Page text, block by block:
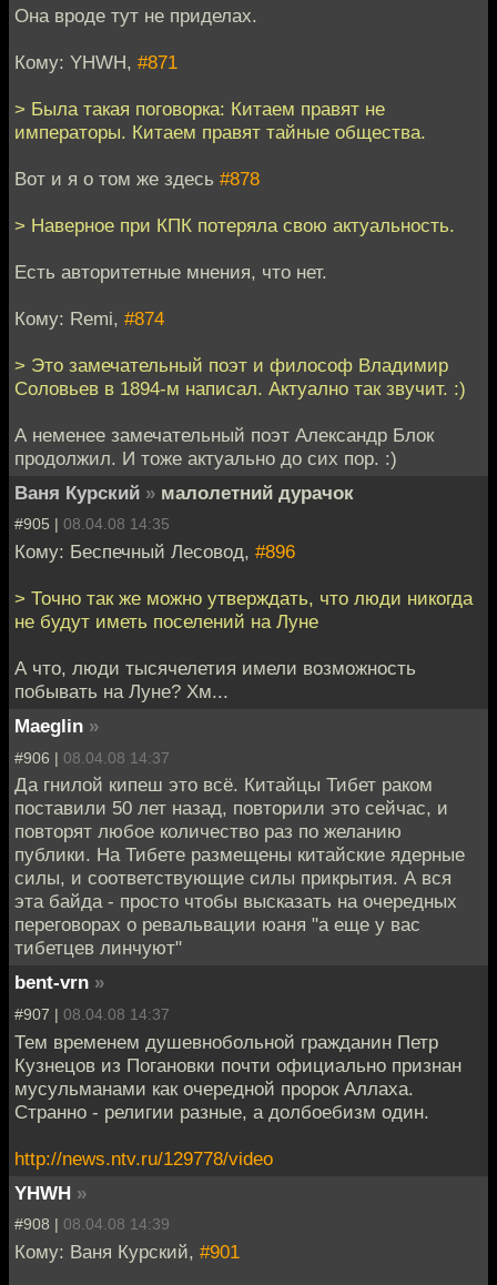
Она вроде тут не приделах.
Кому: YHWH, #871
> Была такая поговорка: Китаем правят не
императоры. Китаем правят тайные общества.
Вот и я о том же здесь #878
> Наверное при КПК потеряла свою актуальность.
Есть авторитетные мнения, что нет.
Кому: Remi, #874
> Это замечательный поэт и философ Владимир
Соловьев в 1894-м написал. Актуално так звучит. :)
А неменее замечательный поэт Александр Блок
продолжил. И тоже актуально до сих пор. :)
Ваня Курский » малолетний дурачок
#905 | 08.04.08 14:35
Кому: Беспечный Лесовод, #896
> Точно так же можно утверждать, что люди никогда
не будут иметь поселений на Луне
А что, люди тысячелетия имели возможность
побывать на Луне? Хм...
Maeglin »
#906 | 08.04.08 14:37
Да гнилой кипеш это всё. Китайцы Тибет раком
поставили 50 лет назад, повторили это сейчас, и
повторят любое количество раз по желанию
публики. На Тибете размещены китайские ядерные
силы, и соответствующие силы прикрытия. А вся
эта байда - просто чтобы высказать на очередных
переговорах о ревальвации юаня "а еще у вас
тибетцев линчуют"
bent-vrn »
#907 | 08.04.08 14:37
Тем временем душевнобольной гражданин Петр
Кузнецов из Погановки почти официально признан
мусульманами как очередной пророк Аллаха.
Странно - религии разные, а долбоебизм один.
http://news.ntv.ru/129778/video
YHWH »
#908 | 08.04.08 14:39
Кому: Ваня Курский, #901